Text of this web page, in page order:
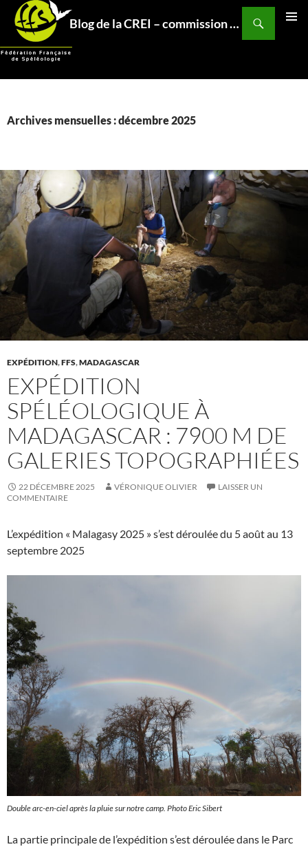
Aller
contenu
Blog de la CREI – commission relations et expéditions internationales – Fédération Française de Spéléo
Recherche
Archives mensuelles : décembre 2025
EXPÉDITION,FFS,MADAGASCAR
EXPÉDITION
SPÉLÉOLOGIQUE À
MADAGASCAR : 7900 M DE
GALERIES TOPOGRAPHIÉES
22 DÉCEMBRE 2025 VÉRONIQUE OLIVIER
LAISSER UN
COMMENTAIRE
L’expédition « Malagasy 2025 » s’est déroulée du 5 août au 13
septembre 2025
Double arc-en-ciel après la pluie sur notre camp. Photo Eric Sibert
La partie principale de l’expédition s’est déroulée dans le Parc